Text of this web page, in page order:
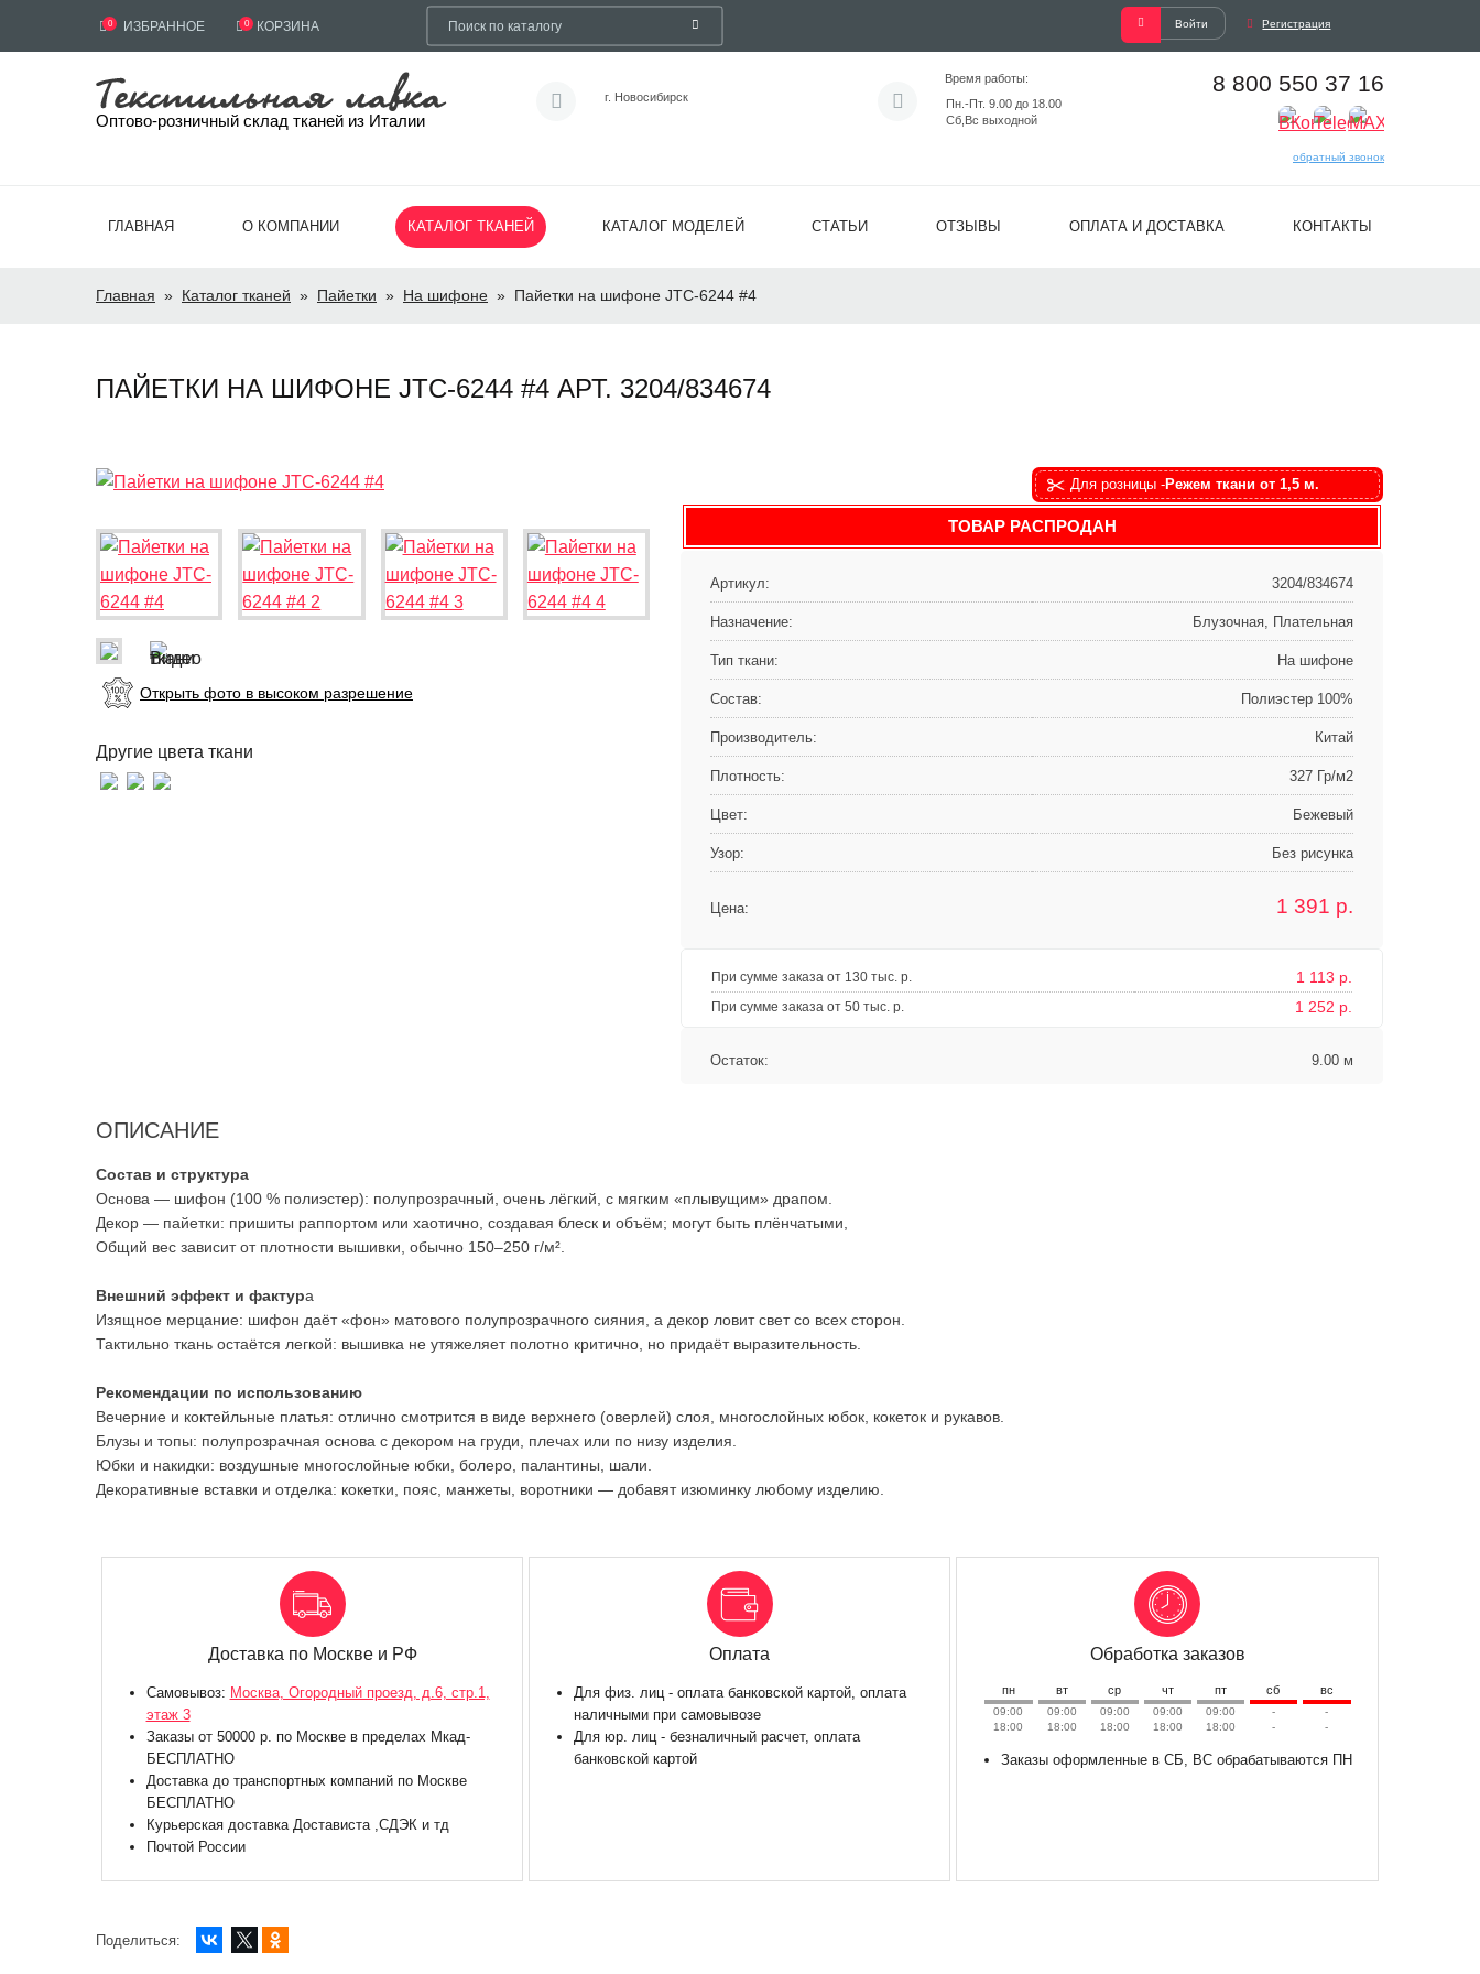
0 ИЗБРАННОЕ 0 КОРЗИНА Войти Регистрация
Оптово-розничный склад тканей из Италии
г. Новосибирск
Время работы:
Пн.-Пт. 9.00 до 18.00
Сб,Вс выходной
8 800 550 37 16
обратный звонок
ГЛАВНАЯ О КОМПАНИИ КАТАЛОГ ТКАНЕЙ КАТАЛОГ МОДЕЛЕЙ СТАТЬИ ОТЗЫВЫ ОПЛАТА И ДОСТАВКА КОНТАКТЫ
Главная » Каталог тканей » Пайетки » На шифоне » Пайетки на шифоне JTC-6244 #4
ПАЙЕТКИ НА ШИФОНЕ JTC-6244 #4 АРТ. 3204/834674
Открыть фото в высоком разрешение
Другие цвета ткани
Для розницы -Режем ткани от 1,5 м.
ТОВАР РАСПРОДАН
Артикул: 3204/834674
Назначение: Блузочная, Плательная
Тип ткани: На шифоне
Состав: Полиэстер 100%
Производитель: Китай
Плотность: 327 Гр/м2
Цвет: Бежевый
Узор: Без рисунка
Цена: 1 391 р.
При сумме заказа от 130 тыс. р. 1 113 р.
При сумме заказа от 50 тыс. р. 1 252 р.
Остаток: 9.00 м
ОПИСАНИЕ
Состав и структура
Основа — шифон (100 % полиэстер): полупрозрачный, очень лёгкий, с мягким «плывущим» драпом.
Декор — пайетки: пришиты раппортом или хаотично, создавая блеск и объём; могут быть плёнчатыми,
Общий вес зависит от плотности вышивки, обычно 150–250 г/м².
Внешний эффект и фактура
Изящное мерцание: шифон даёт «фон» матового полупрозрачного сияния, а декор ловит свет со всех сторон.
Тактильно ткань остаётся легкой: вышивка не утяжеляет полотно критично, но придаёт выразительность.
Рекомендации по использованию
Вечерние и коктейльные платья: отлично смотрится в виде верхнего (оверлей) слоя, многослойных юбок, кокеток и рукавов.
Блузы и топы: полупрозрачная основа с декором на груди, плечах или по низу изделия.
Юбки и накидки: воздушные многослойные юбки, болеро, палантины, шали.
Декоративные вставки и отделка: кокетки, пояс, манжеты, воротники — добавят изюминку любому изделию.
Доставка по Москве и РФ
Самовывоз: Москва, Огородный проезд, д.6, стр.1,
этаж 3
Заказы от 50000 р. по Москве в пределах Мкад-
БЕСПЛАТНО
Доставка до транспортных компаний по Москве
БЕСПЛАТНО
Курьерская доставка Достависта ,СДЭК и тд
Почтой России
Оплата
Для физ. лиц - оплата банковской картой, оплата
наличными при самовывозе
Для юр. лиц - безналичный расчет, оплата
банковской картой
Обработка заказов
пн вт ср чт пт сб вс
09:00
18:00
09:00
18:00
09:00
18:00
09:00
18:00
09:00
18:00
-
-
-
-
Заказы оформленные в СБ, ВС обрабатываются ПН
Поделиться: